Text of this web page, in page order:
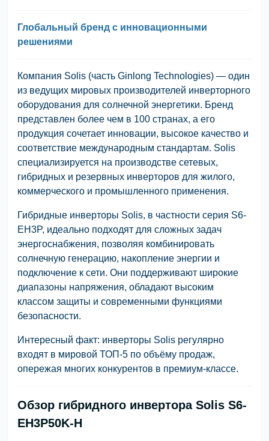
Глобальный бренд с инновационными
решениями
Компания Solis (часть Ginlong Technologies) — один
из ведущих мировых производителей инверторного
оборудования для солнечной энергетики. Бренд
представлен более чем в 100 странах, а его
продукция сочетает инновации, высокое качество и
соответствие международным стандартам. Solis
специализируется на производстве сетевых,
гибридных и резервных инверторов для жилого,
коммерческого и промышленного применения.
Гибридные инверторы Solis, в частности серия S6-
EH3P, идеально подходят для сложных задач
энергоснабжения, позволяя комбинировать
солнечную генерацию, накопление энергии и
подключение к сети. Они поддерживают широкие
диапазоны напряжения, обладают высоким
классом защиты и современными функциями
безопасности.
Интересный факт: инверторы Solis регулярно
входят в мировой ТОП-5 по объёму продаж,
опережая многих конкурентов в премиум-классе.
Обзор гибридного инвертора Solis S6-
EH3P50K-H